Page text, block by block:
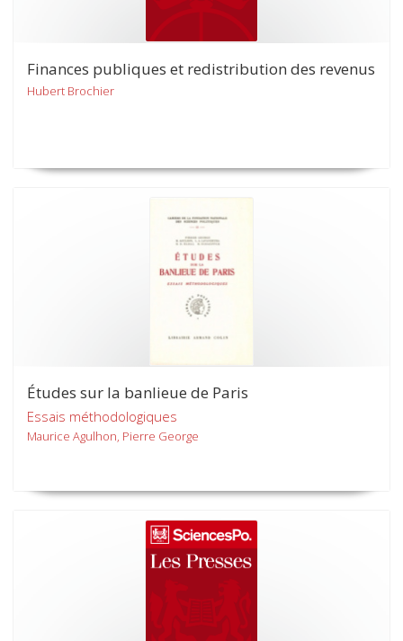
Finances publiques et redistribution des revenus
Hubert Brochier
Études sur la banlieue de Paris
Essais méthodologiques
Maurice Agulhon, Pierre George